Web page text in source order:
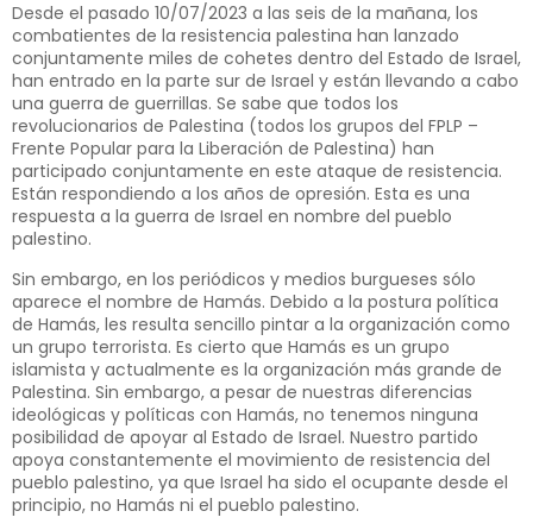
Desde el pasado 10/07/2023 a las seis de la mañana, los
combatientes de la resistencia palestina han lanzado
conjuntamente miles de cohetes dentro del Estado de Israel,
han entrado en la parte sur de Israel y están llevando a cabo
una guerra de guerrillas. Se sabe que todos los
revolucionarios de Palestina (todos los grupos del FPLP –
Frente Popular para la Liberación de Palestina) han
participado conjuntamente en este ataque de resistencia.
Están respondiendo a los años de opresión. Esta es una
respuesta a la guerra de Israel en nombre del pueblo
palestino.
Sin embargo, en los periódicos y medios burgueses sólo
aparece el nombre de Hamás. Debido a la postura política
de Hamás, les resulta sencillo pintar a la organización como
un grupo terrorista. Es cierto que Hamás es un grupo
islamista y actualmente es la organización más grande de
Palestina. Sin embargo, a pesar de nuestras diferencias
ideológicas y políticas con Hamás, no tenemos ninguna
posibilidad de apoyar al Estado de Israel. Nuestro partido
apoya constantemente el movimiento de resistencia del
pueblo palestino, ya que Israel ha sido el ocupante desde el
principio, no Hamás ni el pueblo palestino.